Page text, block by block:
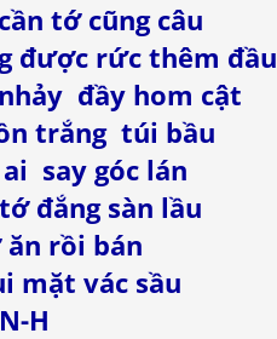
tớ cũng câu
được rức thêm đầu
đầy hom cật
trắng túi bầu
say góc lán
đắng sàn lầu
rồi bán
mặt vác sầu
N-H